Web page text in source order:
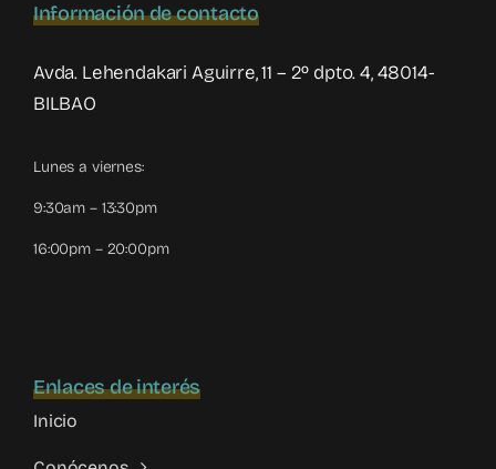
Información de contacto
Avda. Lehendakari Aguirre, 11 – 2º dpto. 4, 48014-
BILBAO
Lunes a viernes:
9:30am – 13:30pm
16:00pm – 20:00pm
Enlaces de interés
Inicio